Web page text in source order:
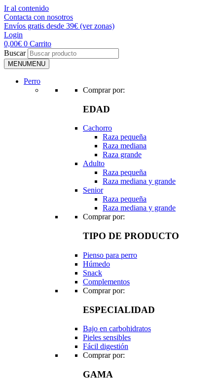
Ir al contenido
Contacta con nosotros
Envíos gratis desde 39€ (ver zonas)
Login
0,00€ 0 Carrito
Buscar
MENUMENU
Perro
Comprar por:
EDAD
Cachorro
Raza pequeña
Raza mediana
Raza grande
Adulto
Raza pequeña
Raza mediana y grande
Senior
Raza pequeña
Raza mediana y grande
Comprar por:
TIPO DE PRODUCTO
Pienso para perro
Húmedo
Snack
Complementos
Comprar por:
ESPECIALIDAD
Bajo en carbohidratos
Pieles sensibles
Fácil digestión
Comprar por:
GAMA